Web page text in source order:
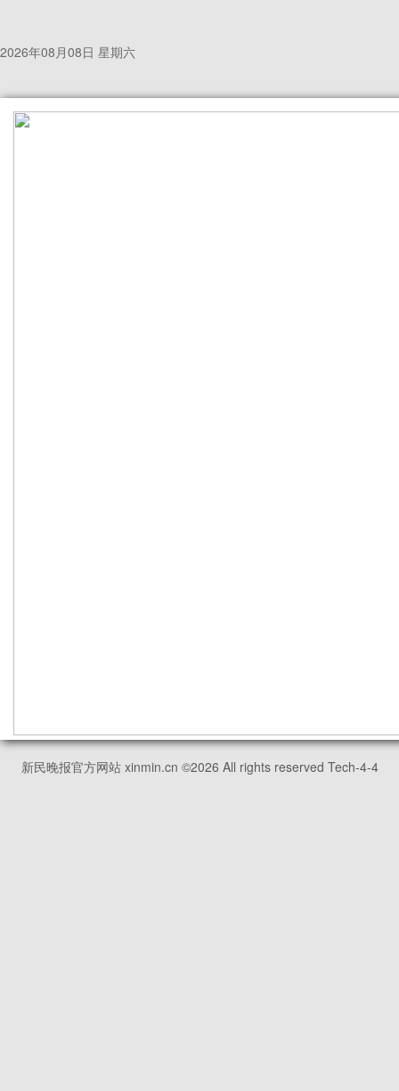
2026年08月08日 星期六
新民晚报官方网站 xinmin.cn ©2026 All rights reserved Tech-4-4